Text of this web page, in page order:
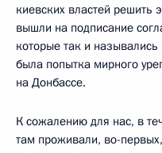
киевских властей решить
вышли на подписание
которые так и
была попытка мирного
на Донбассе.
К сожалению для нас, в
там проживали, во-